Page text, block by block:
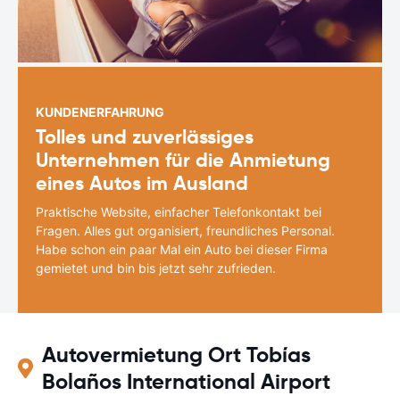
KUNDENERFAHRUNG
Tolles und zuverlässiges
Unternehmen für die Anmietung
eines Autos im Ausland
Praktische Website, einfacher Telefonkontakt bei
Fragen. Alles gut organisiert, freundliches Personal.
Habe schon ein paar Mal ein Auto bei dieser Firma
gemietet und bin bis jetzt sehr zufrieden.
Autovermietung Ort Tobías
Bolaños International Airport